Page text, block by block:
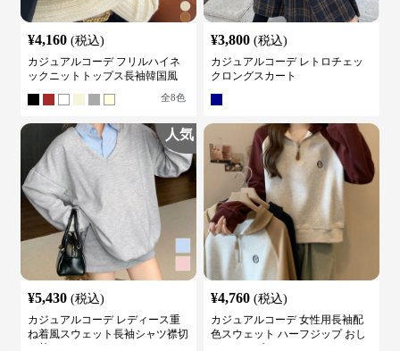
¥4,160 (税込)
カジュアルコーデ フリルハイネ
ックニットトップス長袖韓国風
全8色
¥3,800 (税込)
カジュアルコーデ レトロチェッ
クロングスカート
人気
¥5,430 (税込)
カジュアルコーデ レディース重
ね着風スウェット長袖シャツ襟切
¥4,760 (税込)
カジュアルコーデ 女性用長袖配
色スウェット ハーフジップ おし